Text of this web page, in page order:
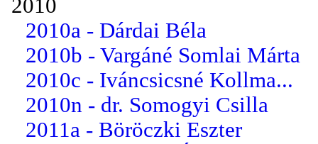
2010
2010a - Dárdai Béla
2010b - Vargáné Somlai Márta
2010c - Iváncsicsné Kollma...
2010n - dr. Somogyi Csilla
2011a - Böröczki Eszter